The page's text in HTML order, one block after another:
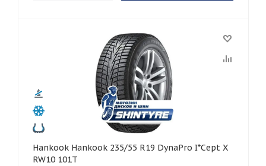
Hankook Hankook 235/55 R19 DynaPro I*Cept X
RW10 101T